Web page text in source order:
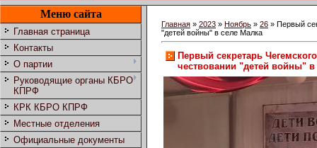
Меню сайта
Главная страница
Контакты
О партии
Руководящие органы КБРО
КПРФ
КРК КБРО КПРФ
Местные отделения
Официальные документы
Главная » 2023 » Ноябрь » 26 » Первый
"детей войны" в селе Малка
Первый секретарь
чествовании "детей войны"